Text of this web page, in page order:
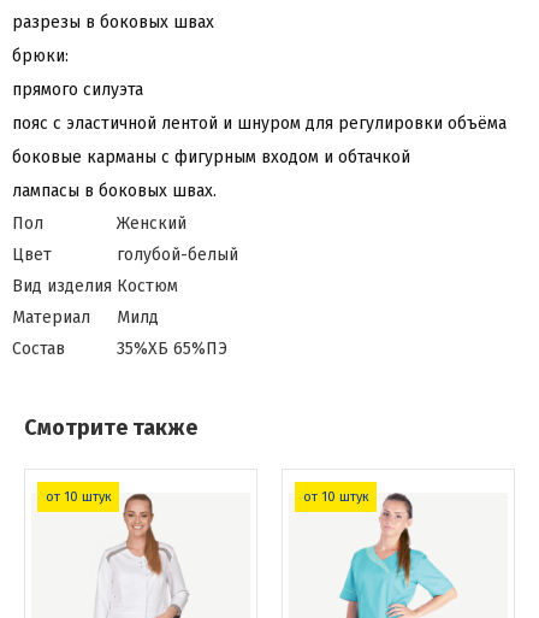
разрезы в боковых швах
брюки:
прямого силуэта
пояс с эластичной лентой и шнуром для регулировки объёма
боковые карманы с фигурным входом и обтачкой
лампасы в боковых швах.
Пол
Женский
Цвет
голубой-белый
Вид изделия Костюм
Материал
Милд
Состав
35%ХБ 65%ПЭ
Смотрите также
от 10 штук от 10 штук